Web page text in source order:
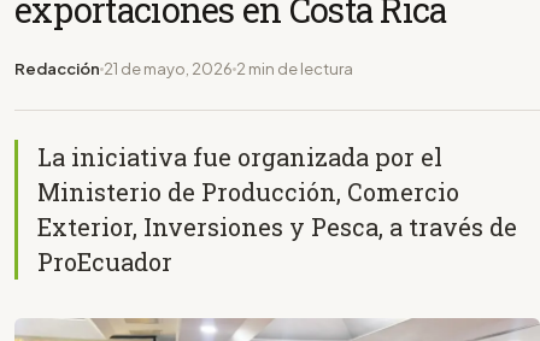
exportaciones en Costa Rica
Redacción 21 de mayo, 2026 2 min de lectura
La iniciativa fue organizada por el
Ministerio de Producción, Comercio
Exterior, Inversiones y Pesca, a través de
ProEcuador